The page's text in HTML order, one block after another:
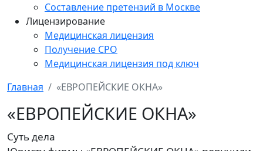
Составление претензий в Москве
Лицензирование
Медицинская лицензия
Получение СРО
Медицинская лицензия под ключ
Главная
«ЕВРОПЕЙСКИЕ ОКНА»
«ЕВРОПЕЙСКИЕ ОКНА»
Суть дела